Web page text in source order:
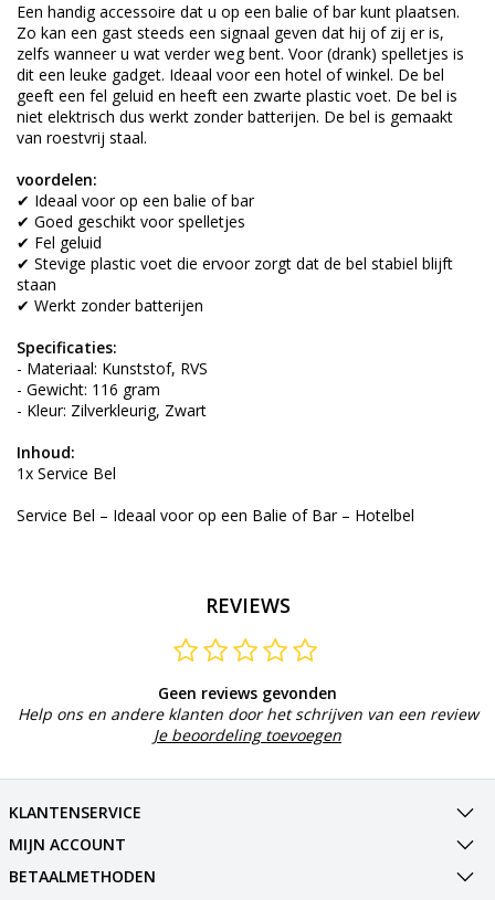
Een handig accessoire dat u op een balie of bar kunt plaatsen.
Zo kan een gast steeds een signaal geven dat hij of zij er is,
zelfs wanneer u wat verder weg bent. Voor (drank) spelletjes is
dit een leuke gadget. Ideaal voor een hotel of winkel. De bel
geeft een fel geluid en heeft een zwarte plastic voet. De bel is
niet elektrisch dus werkt zonder batterijen. De bel is gemaakt
van roestvrij staal.
voordelen:
✔ Ideaal voor op een balie of bar
✔ Goed geschikt voor spelletjes
✔ Fel geluid
✔ Stevige plastic voet die ervoor zorgt dat de bel stabiel blijft
staan
✔ Werkt zonder batterijen
Specificaties:
- Materiaal: Kunststof, RVS
- Gewicht: 116 gram
- Kleur: Zilverkleurig, Zwart
Inhoud:
1x Service Bel
Service Bel – Ideaal voor op een Balie of Bar – Hotelbel
REVIEWS
Geen reviews gevonden
Help ons en andere klanten door het schrijven van een review
Je beoordeling toevoegen
KLANTENSERVICE
MIJN ACCOUNT
BETAALMETHODEN